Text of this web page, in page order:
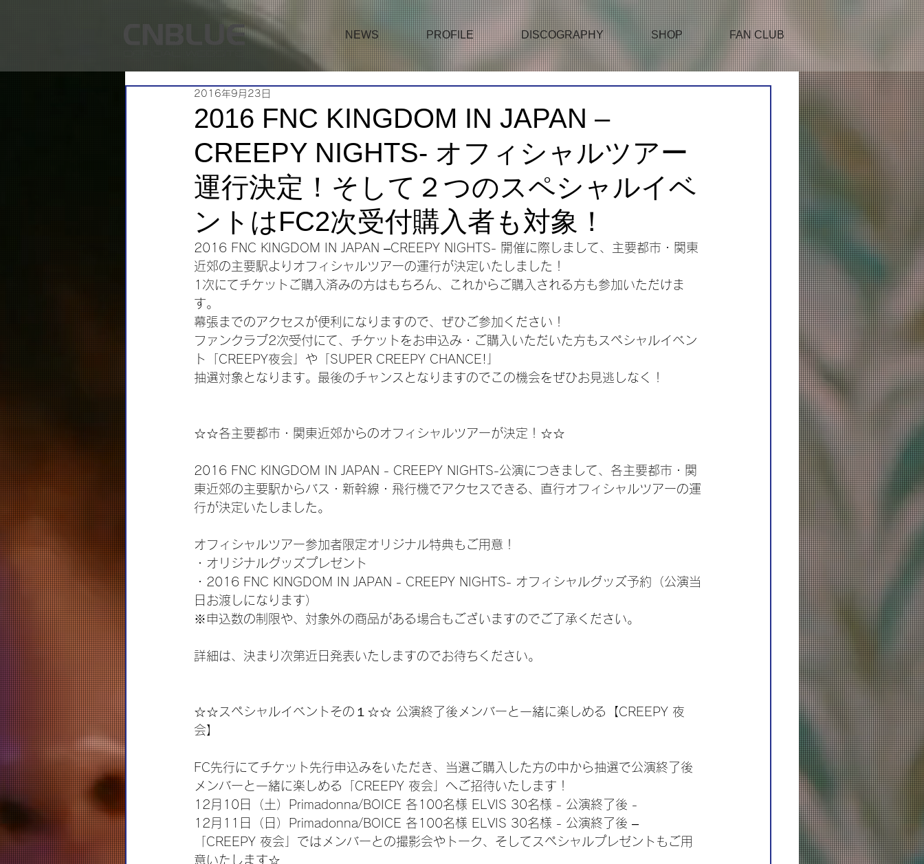
NEWS PROFILE DISCOGRAPHY SHOP FAN CLUB
2016 FNC KINGDOM IN JAPAN –
CREEPY NIGHTS- オフィシャルツアー
運行決定！そして２つのスペシャルイベ
ントはFC2次受付購入者も対象！
2016年9月23日
2016 FNC KINGDOM IN JAPAN –CREEPY NIGHTS- 開催に際しまして、主要都市・関東
近郊の主要駅よりオフィシャルツアーの運行が決定いたしました！
1次にてチケットご購入済みの方はもちろん、これからご購入される方も参加いただけま
す。
幕張までのアクセスが便利になりますので、ぜひご参加ください！
ファンクラブ2次受付にて、チケットをお申込み・ご購入いただいた方もスペシャルイベン
ト「CREEPY夜会」や「SUPER CREEPY CHANCE!」
抽選対象となります。最後のチャンスとなりますのでこの機会をぜひお見逃しなく！
☆☆各主要都市・関東近郊からのオフィシャルツアーが決定！☆☆
2016 FNC KINGDOM IN JAPAN - CREEPY NIGHTS-公演につきまして、各主要都市・関
東近郊の主要駅からバス・新幹線・飛行機でアクセスできる、直行オフィシャルツアーの運
行が決定いたしました。
オフィシャルツアー参加者限定オリジナル特典もご用意！
・オリジナルグッズプレゼント
・2016 FNC KINGDOM IN JAPAN - CREEPY NIGHTS- オフィシャルグッズ予約（公演当
日お渡しになります）
※申込数の制限や、対象外の商品がある場合もございますのでご了承ください。
詳細は、決まり次第近日発表いたしますのでお待ちください。
☆☆スペシャルイベントその１☆☆ 公演終了後メンバーと一緒に楽しめる【CREEPY 夜
会】
FC先行にてチケット先行申込みをいただき、当選ご購入した方の中から抽選で公演終了後
メンバーと一緒に楽しめる「CREEPY 夜会」へご招待いたします！
12月10日（土）Primadonna/BOICE 各100名様 ELVIS 30名様 - 公演終了後 -
12月11日（日）Primadonna/BOICE 各100名様 ELVIS 30名様 - 公演終了後 –
「CREEPY 夜会」ではメンバーとの撮影会やトーク、そしてスペシャルプレゼントもご用
意いたします☆